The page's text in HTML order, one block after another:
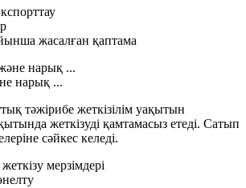
жасалған қаптама
нарық ...
тәжірибе жеткізілім уақытын
жеткізуді қамтамасыз етеді. Сатып
сәйкес келеді.
мерзімдері